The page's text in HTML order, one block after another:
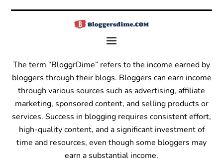
The term “BloggrDime” refers to the income earned by
bloggers through their blogs. Bloggers can earn income
through various sources such as advertising, affiliate
marketing, sponsored content, and selling products or
services. Success in blogging requires consistent effort,
high-quality content, and a significant investment of
time and resources, even though some bloggers may
earn a substantial income.